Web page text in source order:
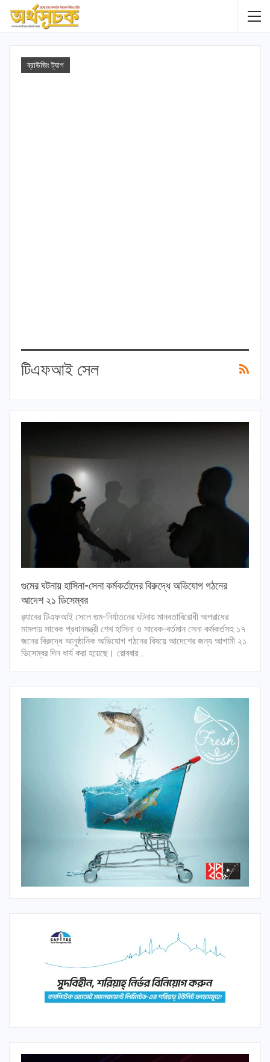
ব্রাউজিং ট্যাগ
টিএফআই সেল
গুমের ঘটনায় হাসিনা-সেনা কর্মকর্তাদের বিরুদ্ধে অভিযোগ গঠনের
আদেশ ২১ ডিসেম্বর
র‍্যাবের টিএফআই সেলে গুম-নির্যাতনের ঘটনায় মানবতাবিরোধী অপরাধের
মামলায় সাবেক প্রধানমন্ত্রী শেখ হাসিনা ও সাবেক-বর্তমান সেনা কর্মকর্তসহ ১৭
জনের বিরুদ্ধে আনুষ্ঠানিক অভিযোগ গঠনের বিষয়ে আদেশের জন্য আগামী ২১
ডিসেম্বর দিন ধার্য করা হয়েছে। রোববার…